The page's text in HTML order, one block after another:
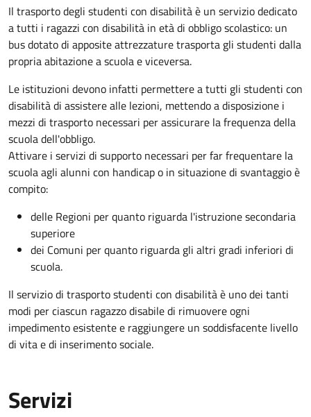
Il trasporto degli studenti con disabilità è un servizio dedicato
a tutti i ragazzi con disabilità in età di obbligo scolastico: un
bus dotato di apposite attrezzature trasporta gli studenti dalla
propria abitazione a scuola e viceversa.
Le istituzioni devono infatti permettere a tutti gli studenti con
disabilità di assistere alle lezioni, mettendo a disposizione i
mezzi di trasporto necessari per assicurare la frequenza della
scuola dell'obbligo.
Attivare i servizi di supporto necessari per far frequentare la
scuola agli alunni con handicap o in situazione di svantaggio è
compito:
delle Regioni per quanto riguarda l'istruzione secondaria
superiore
dei Comuni per quanto riguarda gli altri gradi inferiori di
scuola.
Il servizio di trasporto studenti con disabilità è uno dei tanti
modi per ciascun ragazzo disabile di rimuovere ogni
impedimento esistente e raggiungere un soddisfacente livello
di vita e di inserimento sociale.
Servizi